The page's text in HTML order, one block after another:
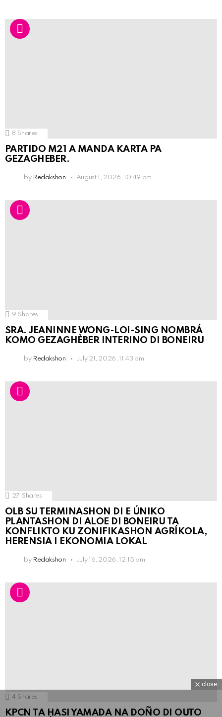
8 Shares
PARTIDO M21 A MANDA KARTA PA
GEZAGHEBER.
by Redakshon August 1, 2026, 10:49 pm
9 Shares
SRA. JEANINNE WONG-LOI-SING NOMBRÁ
KOMO GEZAGHÈBER INTERINO DI BONEIRU
by Redakshon July 21, 2026, 11:43 pm
27 Shares
OLB SU TERMINASHON DI E ÚNIKO
PLANTASHON DI ALOE DI BONEIRU TA
KONFLIKTO KU ZONIFIKASHON AGRÍKOLA,
HERENSIA I EKONOMIA LOKAL
by Redakshon July 16, 2026, 12:15 pm
4 Shares
KPCN TA HASI YAMADA NA DOÑO DI OUTO
close